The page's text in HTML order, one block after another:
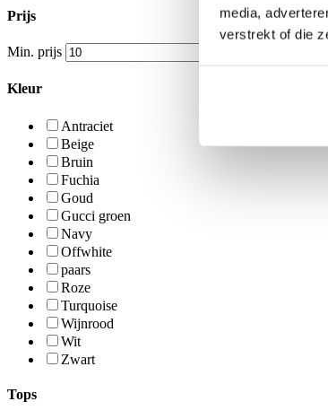
media,
verstrekt of die
Prijs
Min. prijs
Kleur
Antraciet
Beige
Bruin
Fuchia
Goud
Gucci groen
Navy
Offwhite
paars
Roze
Turquoise
Wijnrood
Wit
Zwart
Tops